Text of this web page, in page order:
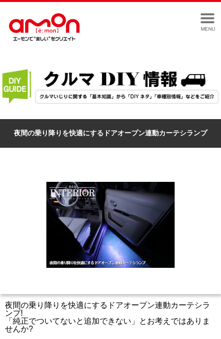
MENU
夜間の乗り降りを快適にするドアオープン連動カーテシランプ
夜間の乗り降りを快適にするドアオープン連動カーテシラ
ンプ!
「純正でついてないと追加できない」とお考えではありま
せんか?